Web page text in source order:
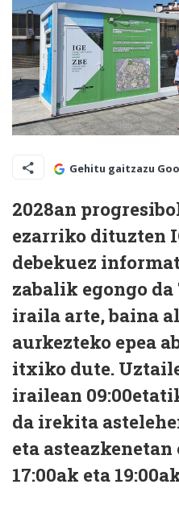
Gehitu gaitzazu
2028an
ezarriko dituzten
debekuez
zabalik egongo
iraila arte, baina
aurkezteko epea
itxiko dute.
irailean
da irekita
eta
17:00ak eta